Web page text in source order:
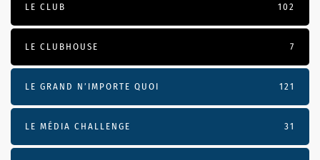
LE CLUB 102
LE CLUBHOUSE 7
LE GRAND N’IMPORTE QUOI 121
LE MÉDIA CHALLENGE 31